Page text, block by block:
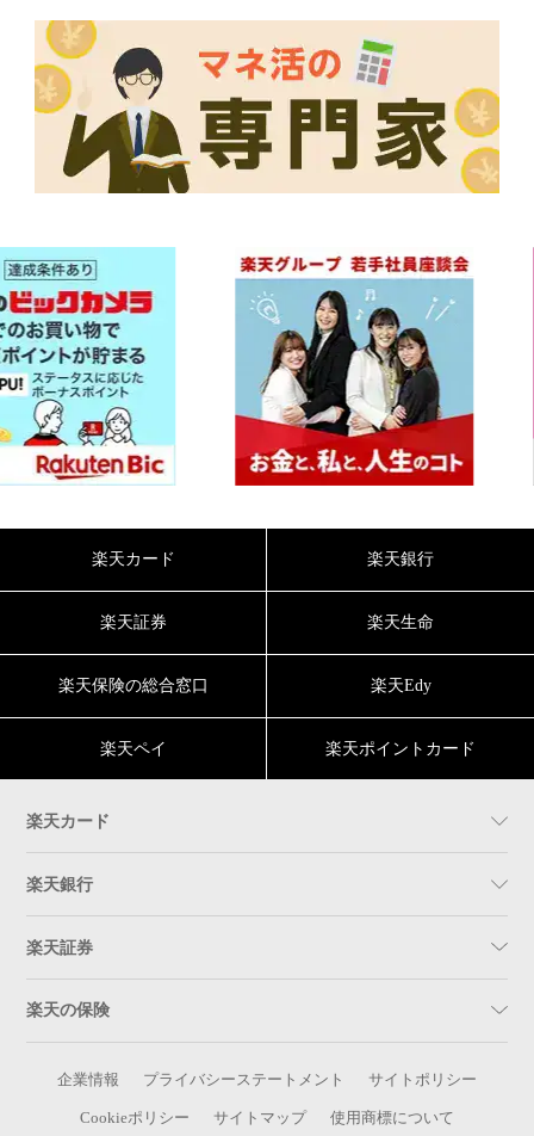
楽天カード 楽天銀行
楽天証券 楽天生命
楽天保険の総合窓口 楽天Edy
楽天ペイ 楽天ポイントカード
楽天カード
楽天銀行
楽天証券
楽天の保険
企業情報 プライバシーステートメント サイトポリシー
Cookieポリシー サイトマップ 使用商標について